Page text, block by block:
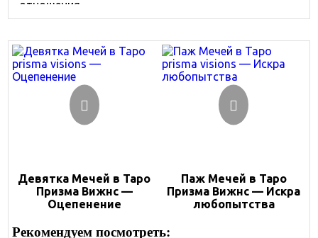
Девятка Мечей в Таро
Призма Вижнс —
Оцепенение
Паж Мечей в Таро
Призма Вижнс — Искра
любопытства
Рекомендуем посмотреть: